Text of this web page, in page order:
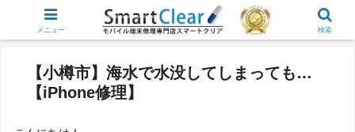
【小樽市】海水で水没してしまっても…
【iPhone修理】
メニュー 検索